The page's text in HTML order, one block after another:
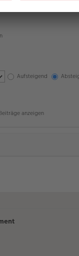
Aufsteigend
anzeigen